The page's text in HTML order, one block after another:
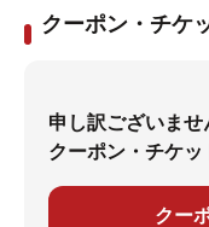
クーポン・チケ
申し訳ございま
クーポン・チケッ
クー